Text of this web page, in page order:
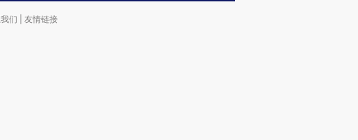
们 友情链接